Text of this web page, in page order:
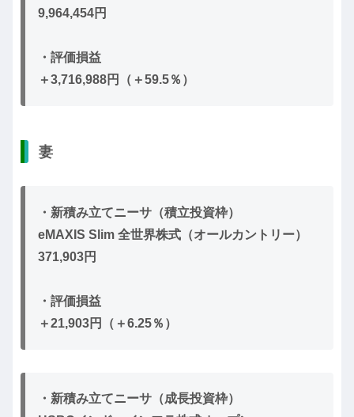
9,964,454円
・評価損益
＋3,716,988円（＋59.5％）
妻
・新積み立てニーサ（積立投資枠）
eMAXIS Slim 全世界株式（オールカントリー）
371,903円
・評価損益
＋21,903円（＋6.25％）
・新積み立てニーサ（成長投資枠）